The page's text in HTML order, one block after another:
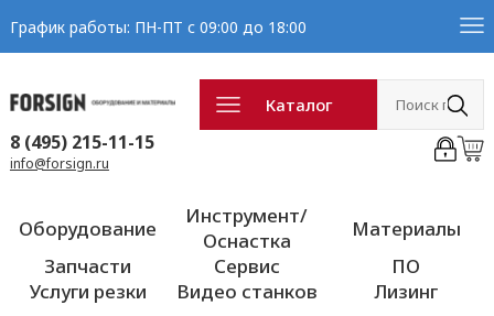
График работы: ПН-ПТ с 09:00 до 18:00
Каталог
8 (495) 215-11-15
info@forsign.ru
Оборудование
Инструмент/
Оснастка
Материалы
Запчасти
Сервис
ПО
Услуги резки
Видео станков Лизинг